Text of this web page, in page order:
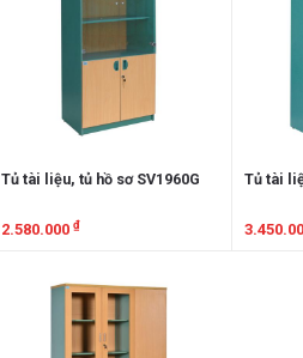
Tủ tài liệu, tủ hồ sơ SV1960G
2.580.000 ₫
Tủ tài